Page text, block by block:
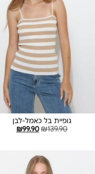
גופיית בל כאמל-לבן
₪139.90
₪99.90